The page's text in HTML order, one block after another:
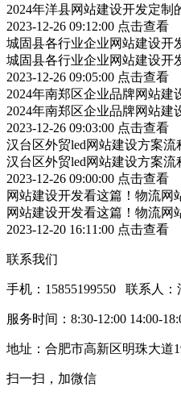
2024年洋县网站建设开发定制
2023-12-26 09:12:00 点击查看
城固县各行业企业网站建设开
城固县各行业企业网站建设开
2023-12-26 09:05:00 点击查看
2024年南郑区企业品牌网站建
2024年南郑区企业品牌网站建
2023-12-26 09:03:00 点击查看
汉台区外贸led网站建设方案流
汉台区外贸led网站建设方案流
2023-12-26 09:00:00 点击查看
网站建设开发看这篇！物流网
网站建设开发看这篇！物流网
2023-12-20 16:11:00 点击查看
联系我们
手机：15855199550 联系人：
服务时间：8:30-12:00 14:00-
地址：合肥市高新区明珠大道
扫一扫，加微信